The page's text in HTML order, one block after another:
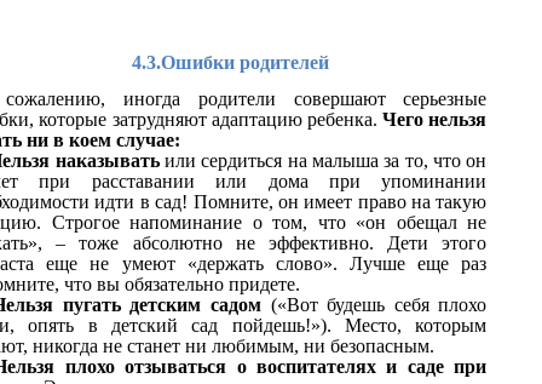
4.3.Ошибки родителей
иногда родители совершают серьезные
которые затрудняют адаптацию ребенка.Чего нельзя
ни в коем случае:
наказыватьили сердиться на малыша за то, что он
при расставании или дома при упоминании
идти в сад! Помните, он имеет право на такую
Строгое напоминание о том, что «он обещал не
– тоже абсолютно не эффективно. Дети этого
еще не умеют «держать слово». Лучше еще раз
что вы обязательно придете.
пугать детским садом («Вот будешь себя плохо
опять в детский сад пойдешь!»). Место, которым
никогда не станет ни любимым, ни безопасным.
плохо отзываться о воспитателях и саде при